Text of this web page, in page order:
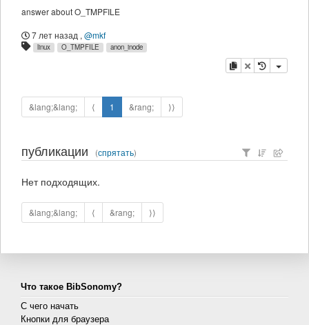
answer about O_TMPFILE
7 лет назад , @mkf
linux O_TMPFILE anon_inode
копировать
удалить
&lang;&lang; ⟨ 1 &rang; ⟩⟩
публикации (спрятать)
Нет подходящих.
&lang;&lang; ⟨ &rang; ⟩⟩
Что такое BibSonomy?
С чего начать
Кнопки для браузера